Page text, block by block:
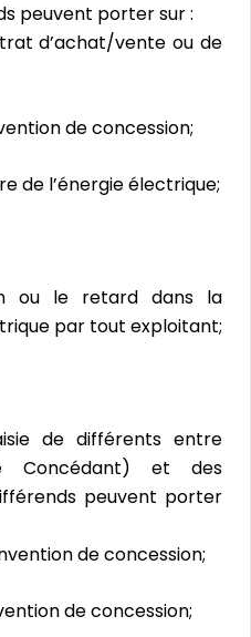
peuvent porter sur :
d’achat/vente ou de
de concession;
de l’énergie électrique;
ou le retard dans la
par tout exploitant;
de différents entre
Concédant) et des
peuvent porter
de concession;
de concession;